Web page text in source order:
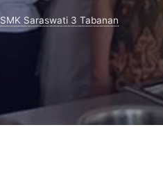
SMK Saraswati 3 Tabanan